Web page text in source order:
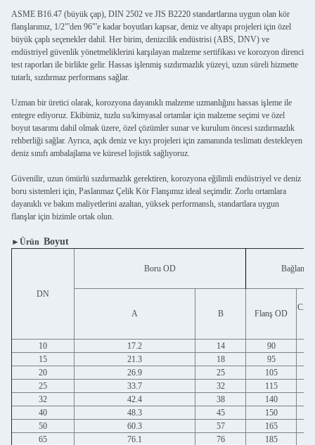
ASME B16.47 (büyük çap), DIN 2502 ve JIS B2220 standartlarına uygun olan kör
flanşlarımız, 1/2"'den 96"'e kadar boyutları kapsar, deniz ve altyapı projeleri için özel
büyük çaplı seçenekler dahil. Her birim, denizcilik endüstrisi (ABS, DNV) ve
endüstriyel güvenlik yönetmeliklerini karşılayan malzeme sertifikası ve korozyon direnci
test raporları ile birlikte gelir. Hassas işlenmiş sızdırmazlık yüzeyi, uzun süreli hizmette
tutarlı, sızdırmaz performans sağlar.
Uzman bir üretici olarak, korozyona dayanıklı malzeme uzmanlığını hassas işleme ile
entegre ediyoruz. Ekibimiz, tuzlu su/kimyasal ortamlar için malzeme seçimi ve özel
boyut tasarımı dahil olmak üzere, özel çözümler sunar ve kurulum öncesi sızdırmazlık
rehberliği sağlar. Ayrıca, açık deniz ve kıyı projeleri için zamanında teslimatı destekleyen
deniz sınıfı ambalajlama ve küresel lojistik sağlıyoruz.
Güvenilir, uzun ömürlü sızdırmazlık gerektiren, korozyona eğilimli endüstriyel ve deniz
boru sistemleri için, Paslanmaz Çelik Kör Flanşımız ideal seçimdir. Zorlu ortamlara
dayanıklı ve bakım maliyetlerini azaltan, yüksek performanslı, standartlara uygun
flanşlar için bizimle ortak olun.
►Ürün Boyut
DN
Boru OD Bağlantı
A B Flanş OD
10 17.2 14
90
15
21.3 18
95
20
26.9 25
105
25
33.7 32
115
32
42.4 38
140
40
48.3 45
150
50
60.3 57
165
65
76.1 76
185